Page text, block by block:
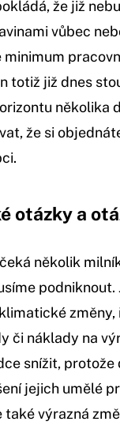
že již
vůbec
totiž již dnes
několika
že si
otázky a
několik
podniknout.
změny,
či náklady na
snížit, protože
jejich umělé
také výrazná